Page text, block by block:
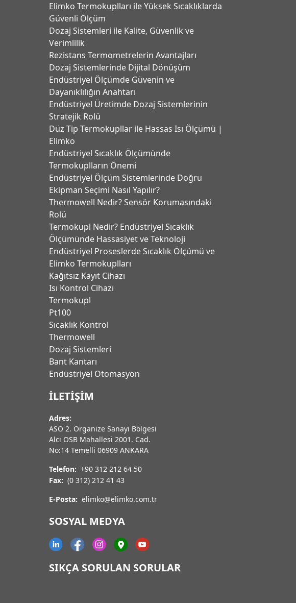
Elimko Termokuplları ile Yüksek Sıcaklıklarda
Güvenli Ölçüm
Dozaj Sistemleri ile Kalite, Güvenlik ve
Verimlilik
Rezistans Termometrelerin Avantajları
Dozaj Sistemlerinde Dijital Dönüşüm
Endüstriyel Ölçümde Güvenin ve
Dayanıklılığın Anahtarı
Endüstriyel Üretimde Dozaj Sistemlerinin
Stratejik Rolü
Düz Tip Termokupllar ile Hassas Isı Ölçümü |
Elimko
Endüstriyel Sıcaklık Ölçümünde
Termokuplların Önemi
Endüstriyel Ölçüm Sistemlerinde Doğru
Ekipman Seçimi Nasıl Yapılır?
Thermowell Nedir? Sensör Korumasındaki
Rolü
Termokupl Nedir? Endüstriyel Sıcaklık
Ölçümünde Hassasiyet ve Teknoloji
Endüstriyel Proseslerde Sıcaklık Ölçümü ve
Elimko Termokuplları
Kağıtsız Kayıt Cihazı
Isı Kontrol Cihazı
Termokupl
Pt100
Sıcaklık Kontrol
Thermowell
Dozaj Sistemleri
Bant Kantarı
Endüstriyel Otomasyon
İLETIŞIM
Adres:
ASO 2. Organize Sanayi Bölgesi
Alcı OSB Mahallesi 2001. Cad.
No:14 Temelli 06909 ANKARA
Telefon: +90 312 212 64 50
Fax: (0 312) 212 41 43
E-Posta: elimko@elimko.com.tr
SOSYAL MEDYA
SIKÇA SORULAN SORULAR